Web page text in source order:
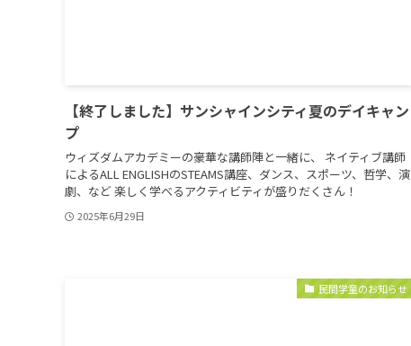
【終了しました】サンシャインシティ夏のデイキャン
プ
ウィズダムアカデミーの豪華な講師陣と一緒に、 ネイティブ講師
によるALL ENGLISHのSTEAMS講座、ダンス、スポーツ、哲学、演
劇、など 楽しく学べるアクティビティが盛りだくさん！
2025年6月29日
民間学童のお知らせ